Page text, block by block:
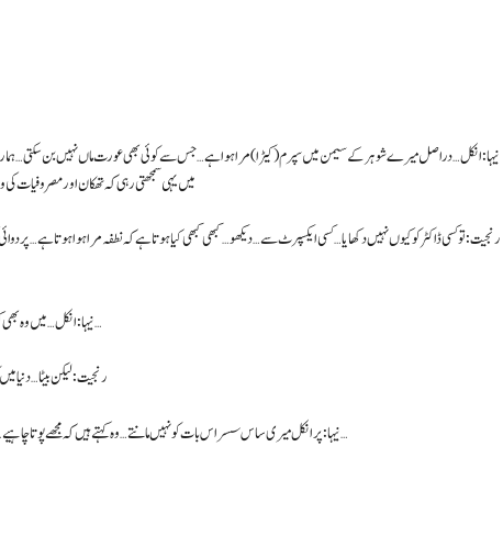
میں یہی سمجھتی رہی کہ تھکان اور مصروفیات
نیہا: انکل… میں وہ بھی کر کے دیکھ لیا ہے… اور سچ یہ بھی ہے انکل کہ میں اس سے مطمئن نہیں ہوں…
رنجیت: لیکن بیٹا… دنیا
نیہا: پر انکل میری ساس سسر اس بات کو نہیں مانتے… وہ کہتے ہیں کہ مجھے پوتا چاہیے… اب میں کیا کروں… کہنے کو تو دونوں ڈاکٹر ہیں (ریٹائرڈ)… پر اب بھی روایتی…